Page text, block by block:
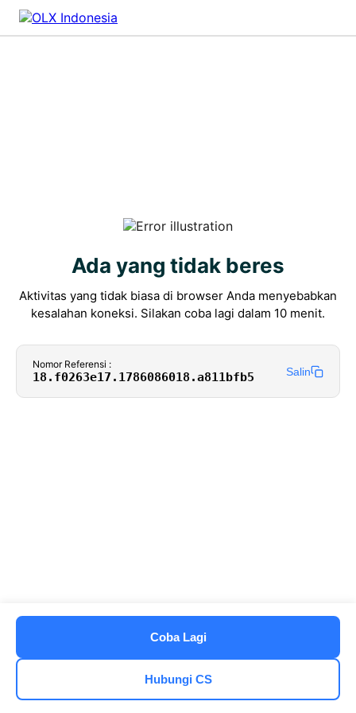
Ada yang tidak beres
Aktivitas yang tidak biasa di browser Anda menyebabkan
kesalahan koneksi. Silakan coba lagi dalam 10 menit.
Nomor Referensi :
18.f0263e17.1786086018.a811bfb5 Salin
Hubungi CS
Coba Lagi